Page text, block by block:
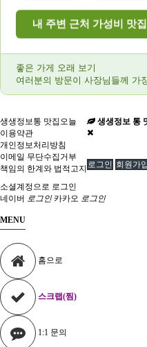
내 주변 근처 가성비 맛
좋은 가게 오래 보기
여러분의 방문이 사장님들께 가
생생정보통 맛집오늘
이용약관
개인정보처리방침
이메일 무단수집거부
책임의 한계와 법적고지
생생정보 통
로그인 회원가입
소셜계정으로 로그인
네이버 로그인 카카오 로그인
MENU
홈으로
스크랩(찜)
1:1 문의